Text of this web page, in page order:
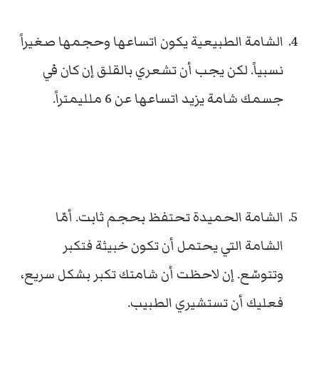
الشامة الطبيعية يكون اتساعها وحجمها صغيراً
نسبياً. لكن يجب أن تشعري بالقلق إن كان في
جسمك شامة يزيد اتساعها عن 6 ملليمتراً.
الشامة الحميدة تحتفظ بحجم ثابت. أمّا
الشامة التي يحتمل أن تكون خبيثة فتكبر
وتتوسّع. إن لاحظت أن شامتك تكبر بشكل سريع،
فعليك أن تستشيري الطبيب.